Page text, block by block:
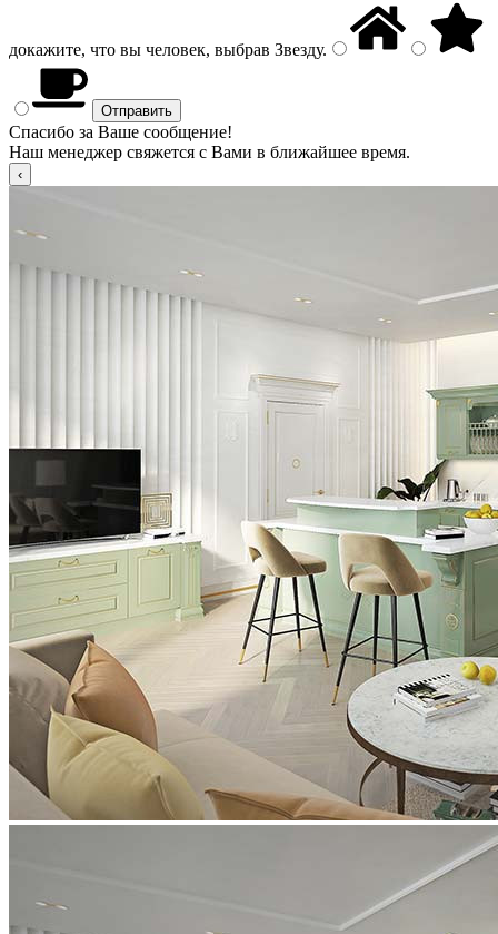
докажите, что вы человек, выбрав Звезду.
Спасибо за Ваше сообщение!
Наш менеджер свяжется с Вами в ближайшее время.